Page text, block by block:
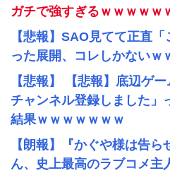
ガチで強すぎるｗｗｗｗｗ
【悲報】SAO見てて正直
った展開、コレしかないｗ
【悲報】 【悲報】底辺ゲ
チャンネル登録しました」
結果ｗｗｗｗｗｗｗ
【朗報】『かぐや様は告
ん、史上最高のラブコメ主